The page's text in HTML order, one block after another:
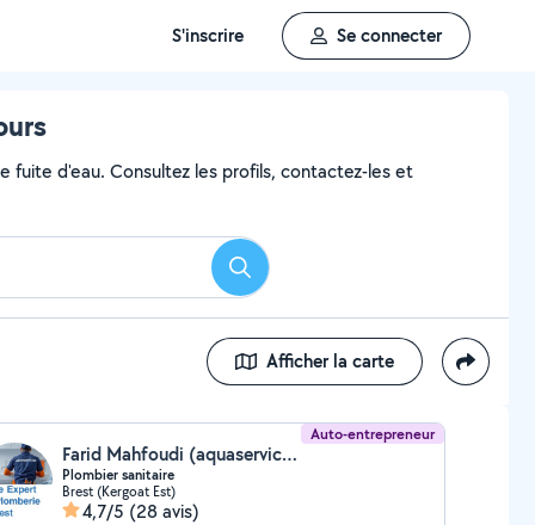
S'inscrire Se connecter
fuite d'eau. Consultez les profils, contactez-les et
Rechercher
Afficher la carte
Auto-entrepreneur
Farid Mahfoudi (aquaservice29)
Plombier sanitaire
Brest (Kergoat Est)
4,7/5 (28 avis)